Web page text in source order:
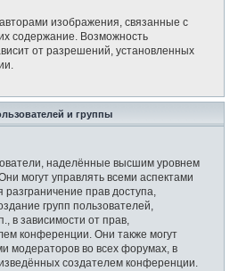
изображения, связанные с
содержание. Возможность
от разрешений, установленных
и группы
наделённые высшим уровнем
могут управлять всеми аспектами
прав доступа,
групп пользователей,
в зависимости от прав,
конференции. Они также могут
модераторов во всех форумах, в
создателем конференции.